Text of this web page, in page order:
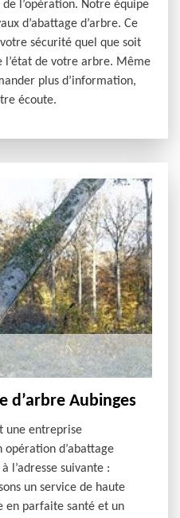
l’opération. Notre équipe
d’abattage d’arbre. Ce
sécurité quel que soit
l’état de votre arbre. Même
plus d’information,
écoute.
d’arbre Aubinges
une entreprise
d’abattage
l’adresse suivante :
un service de haute
en parfaite santé et un